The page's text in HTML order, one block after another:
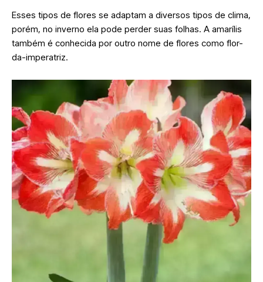
Esses tipos de flores se adaptam a diversos tipos de clima,
porém, no inverno ela pode perder suas folhas. A amarílis
também é conhecida por outro nome de flores como flor-
da-imperatriz.